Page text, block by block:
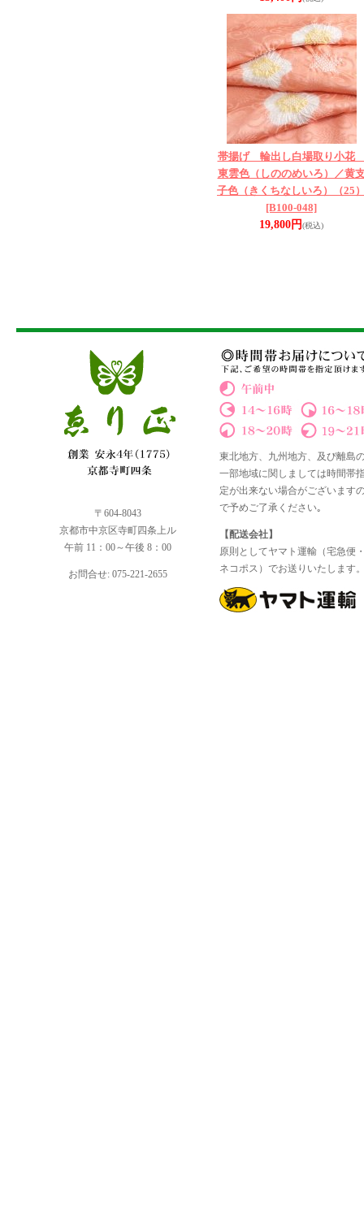
帯揚げ 輪出し白場取り小
東雲色（しののめいろ）／黄
子色（きくちなしいろ）（25
[B100-048]
19,800円(税込)
〒604-8043
京都市中京区寺町四条上ル
午前 11：00～午後 8：00
お問合せ: 075-221-2655
東北地方、九州地方、及び離島
一部地域に関しましては時間帯
定が出来ない場合がございます
で予めご了承ください｡
【配送会社】
原則としてヤマト運輸（宅急便
ネコポス）でお送りいたします